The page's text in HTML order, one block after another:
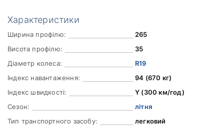
Характеристики
Ширина профілю:
265
Висота профілю:
35
Діаметр колеса:
R19
Індекс навантаження:
94 (670 кг)
Індекс швидкості:
Y (300 км/год)
Сезон:
літня
Тип транспортного засобу:
легковий